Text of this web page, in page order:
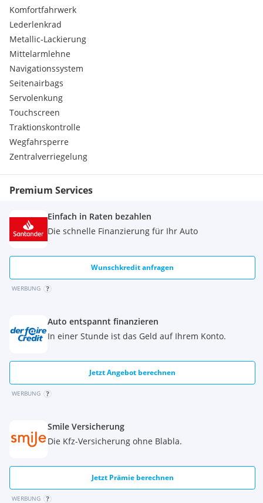
Komfortfahrwerk
Lederlenkrad
Metallic-Lackierung
Mittelarmlehne
Navigationssystem
Seitenairbags
Servolenkung
Touchscreen
Traktionskontrolle
Wegfahrsperre
Zentralverriegelung
Premium Services
Einfach in Raten bezahlen
Die schnelle Finanzierung für Ihr Auto
Wunschkredit anfragen
WERBUNG
Auto entspannt finanzieren
In einer Stunde ist das Geld auf Ihrem Konto.
Jetzt Angebot berechnen
WERBUNG
Smile Versicherung
Die Kfz-Versicherung ohne Blabla.
Jetzt Prämie berechnen
WERBUNG